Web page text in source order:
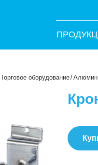
Торговое оборудование/